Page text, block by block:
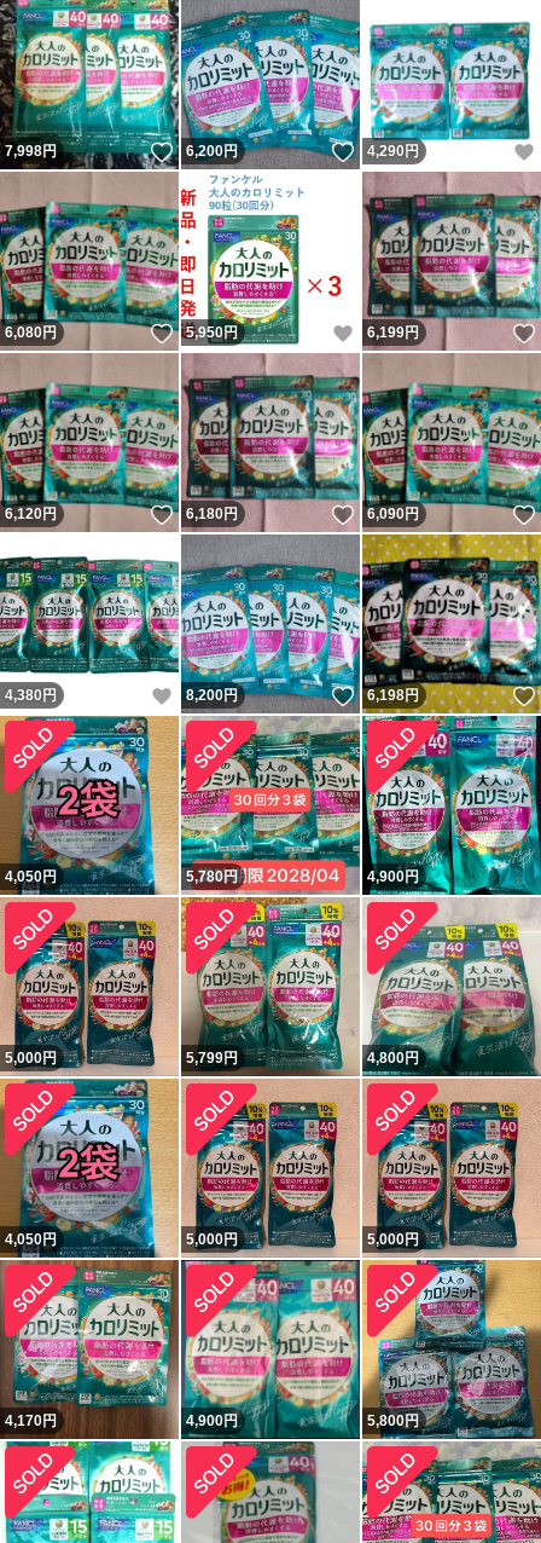
7,998円 いいね！
6,200円 いいね！
4,290 円
6,080円 いいね！
5,950円 いいね！
6,199円
6,120円 いいね！
6,180円 いいね！
6,090円
4,380 円 いいね！
8,200円 いいね！
6,198円
4,050円 5,780円 4,900円
5,000円 5,799円 4,800円
4,050円 5,000円 5,000円
4,170円 4,900円 5,800円